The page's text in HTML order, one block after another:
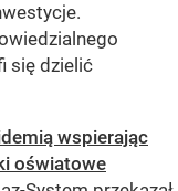
się dzielić
wspierając
oświatowe